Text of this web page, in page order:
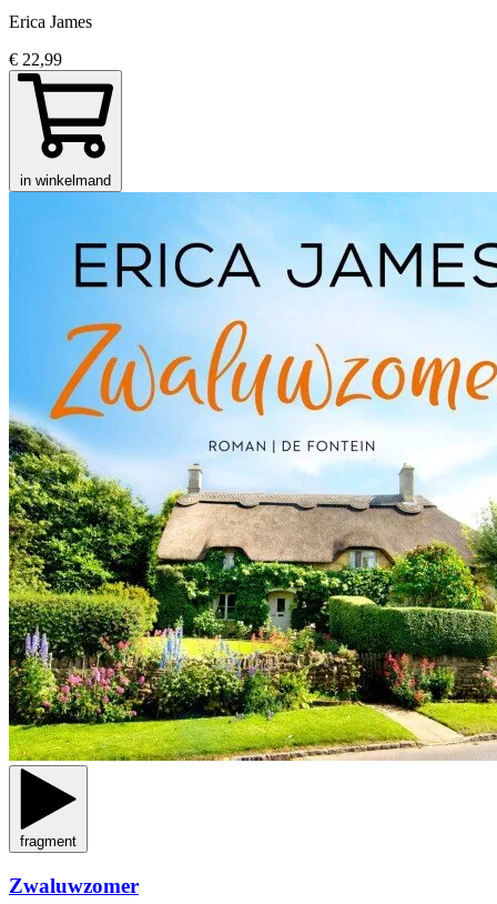
Erica James
€ 22,99
in winkelmand
fragment
Zwaluwzomer